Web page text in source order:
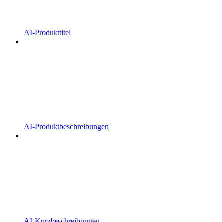
AI-Produkttitel
AI-Produktbeschreibungen